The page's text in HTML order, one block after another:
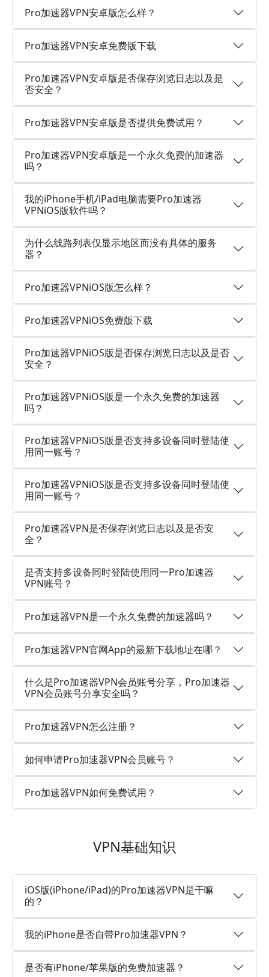
Pro加速器VPN安卓版怎么样？
Pro加速器VPN安卓免费版下载
Pro加速器VPN安卓版是否保存浏览日志以及是
否安全？
Pro加速器VPN安卓版是否提供免费试用？
Pro加速器VPN安卓版是一个永久免费的加速器
吗？
我的iPhone手机/iPad电脑需要Pro加速器
VPNiOS版软件吗？
为什么线路列表仅显示地区而没有具体的服务
器？
Pro加速器VPNiOS版怎么样？
Pro加速器VPNiOS免费版下载
Pro加速器VPNiOS版是否保存浏览日志以及是否
安全？
Pro加速器VPNiOS版是一个永久免费的加速器
吗？
Pro加速器VPNiOS版是否支持多设备同时登陆使
用同一账号？
Pro加速器VPNiOS版是否支持多设备同时登陆使
用同一账号？
Pro加速器VPN是否保存浏览日志以及是否安
全？
是否支持多设备同时登陆使用同一Pro加速器
VPN账号？
Pro加速器VPN是一个永久免费的加速器吗？
Pro加速器VPN官网App的最新下载地址在哪？
什么是Pro加速器VPN会员账号分享，Pro加速器
VPN会员账号分享安全吗？
Pro加速器VPN怎么注册？
如何申请Pro加速器VPN会员账号？
Pro加速器VPN如何免费试用？
VPN基础知识
iOS版(iPhone/iPad)的Pro加速器VPN是干嘛
的？
我的iPhone是否自带Pro加速器VPN？
是否有iPhone/苹果版的免费加速器？